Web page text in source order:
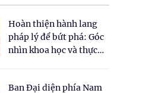
Hoàn thiện hành lang
pháp lý để bứt phá: Góc
nhìn khoa học và thực
cho Luật Y dược cổ
Ban Đại diện phía Nam